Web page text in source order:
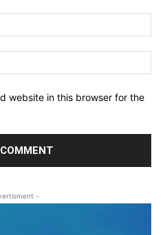
website in this browser for the
-